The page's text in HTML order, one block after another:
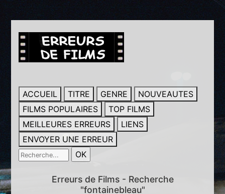
ACCUEIL TITRE GENRE
NOUVEAUTES
FILMS POPULAIRES
TOP FILMS
MEILLEURES ERREURS
LIENS
ENVOYER UNE ERREUR
Erreurs de Films - Recherche
"fontainebleau"